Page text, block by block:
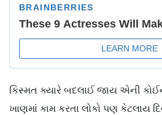
કિસ્મત ક્યારે બદલાઈ જાય એની
ખાણમાં કામ કરતા લોકો પણ કેટલાય